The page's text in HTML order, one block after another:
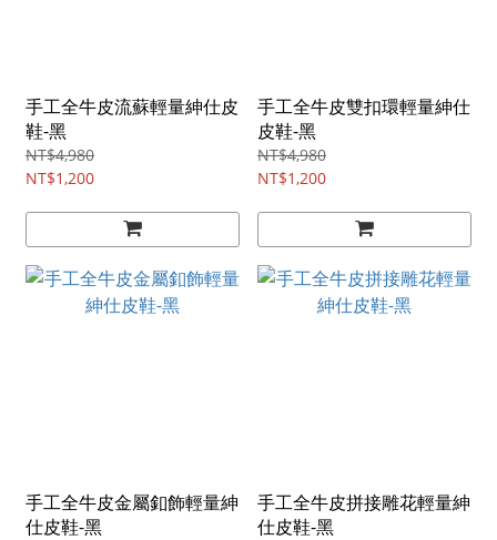
手工全牛皮流蘇輕量紳仕皮
鞋-黑
NT$4,980
NT$1,200
手工全牛皮雙扣環輕量紳仕
皮鞋-黑
NT$4,980
NT$1,200
手工全牛皮金屬釦飾輕量紳
仕皮鞋-黑
手工全牛皮拼接雕花輕量紳
仕皮鞋-黑